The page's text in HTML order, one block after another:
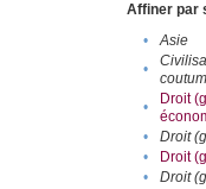
Affiner par
•
Asie
•
•
Droit
• Droit
•
Droit
•
Droit